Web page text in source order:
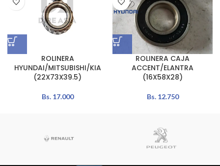
ROLINERA
HYUNDAI/MITSUBISHI/KIA
(22X73X39.5)
Bs.17.000
ROLINERA CAJA
ACCENT/ELANTRA
(16X58X28)
Bs.12.750